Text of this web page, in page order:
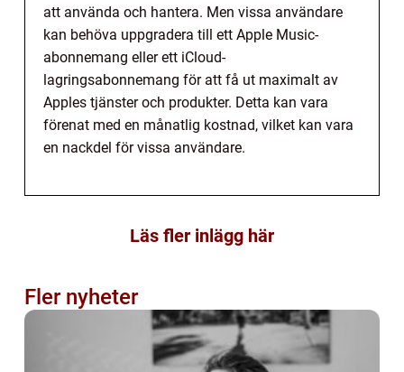
att använda och hantera. Men vissa användare
kan behöva uppgradera till ett Apple Music-
abonnemang eller ett iCloud-
lagringsabonnemang för att få ut maximalt av
Apples tjänster och produkter. Detta kan vara
förenat med en månatlig kostnad, vilket kan vara
en nackdel för vissa användare.
Läs fler inlägg här
Fler nyheter